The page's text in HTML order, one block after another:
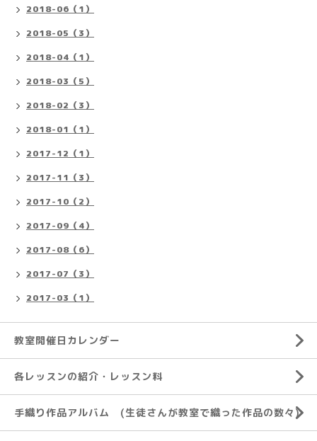
2018-06（1）
2018-05（3）
2018-04（1）
2018-03（5）
2018-02（3）
2018-01（1）
2017-12（1）
2017-11（3）
2017-10（2）
2017-09（4）
2017-08（6）
2017-07（3）
2017-03（1）
教室開催日カレンダー
各レッスンの紹介・レッスン料
手織り作品アルバム (生徒さんが教室で織った作品の数々)